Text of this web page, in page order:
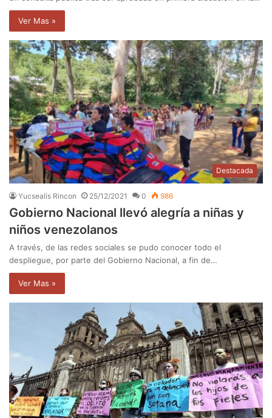
Ver Mas »
Destacada
Yucsealis Rincon 25/12/2021 0 986
Gobierno Nacional llevó alegría a niñas y
niños venezolanos
A través, de las redes sociales se pudo conocer todo el
despliegue, por parte del Gobierno Nacional, a fin de…
Ver Mas »